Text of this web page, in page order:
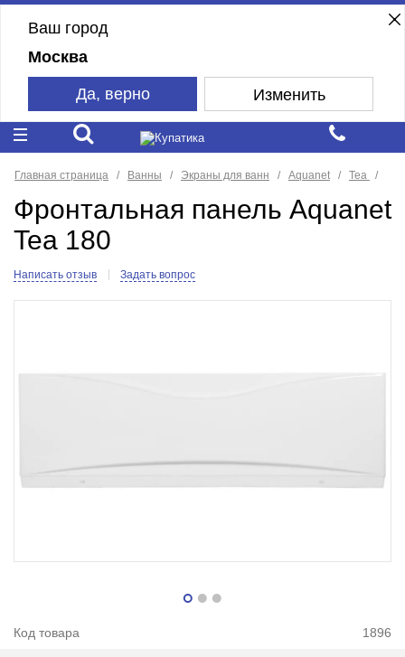
Ваш город
Москва
Да, верно Изменить
Главная страница Ванны Экраны для ванн Aquanet Tea
Фронтальная панель Aquanet
Tea 180
Написать отзыв Задать вопрос
Код товара 1896